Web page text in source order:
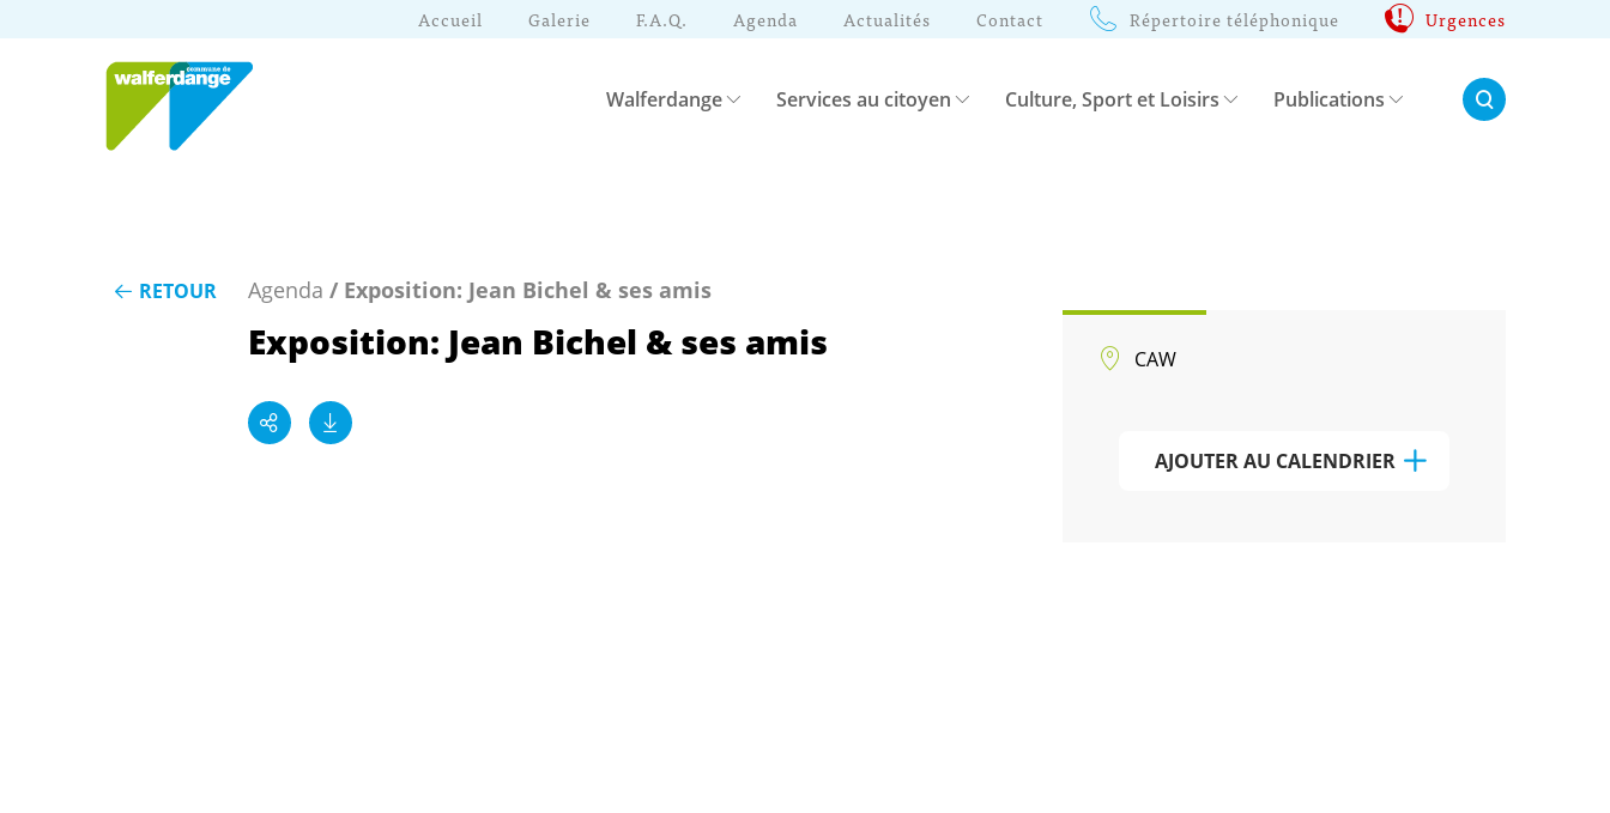
Accueil Galerie F.A.Q. Agenda Actualités Contact Répertoire téléphonique Urgences
Walferdange Services au citoyen Culture, Sport et Loisirs Publications Rechercher:
RETOUR Agenda / Exposition: Jean Bichel & ses amis
Exposition: Jean Bichel & ses amis CAW
AJOUTER AU CALENDRIER